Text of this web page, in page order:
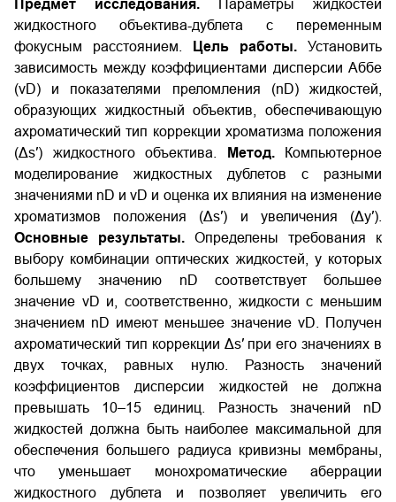
Предмет исследования. Параметры жидкостей
жидкостного объектива-дублета с переменным
фокусным расстоянием.
Цель работы. Установить
зависимость между коэффициентами дисперсии Аббе
(νD) и показателями преломления (nD) жидкостей,
образующих жидкостный объектив, обеспечивающую
ахроматический тип коррекции хроматизма положения
(Δs′) жидкостного объектива.
Метод.Компьютерное
моделирование жидкостных дублетов с разными
значениями nD и νD и оценка их влияния на изменение
хроматизмов положения (Δs′) и увеличения (Δy′).
Основные результаты. Определены требования к
выбору комбинации оптических жидкостей, у которых
большему значению nD соответствует большее
значение νD и, соответственно, жидкости с меньшим
значением nD имеют меньшее значение νD. Получен
ахроматический тип коррекции Δs′ при его значениях в
двух точках, равных нулю. Разность значений
коэффициентов дисперсии жидкостей не должна
превышать 10–15 единиц. Разность значений nD
жидкостей должна быть наиболее максимальной для
обеспечения большего радиуса кривизны мембраны,
что уменьшает монохроматические аберрации
жидкостного дублета и позволяет увеличить его